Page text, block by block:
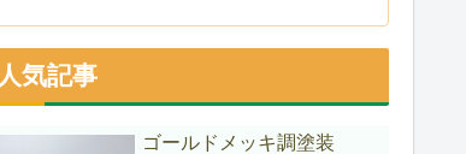
人気記事
ゴールドメッキ調塗装